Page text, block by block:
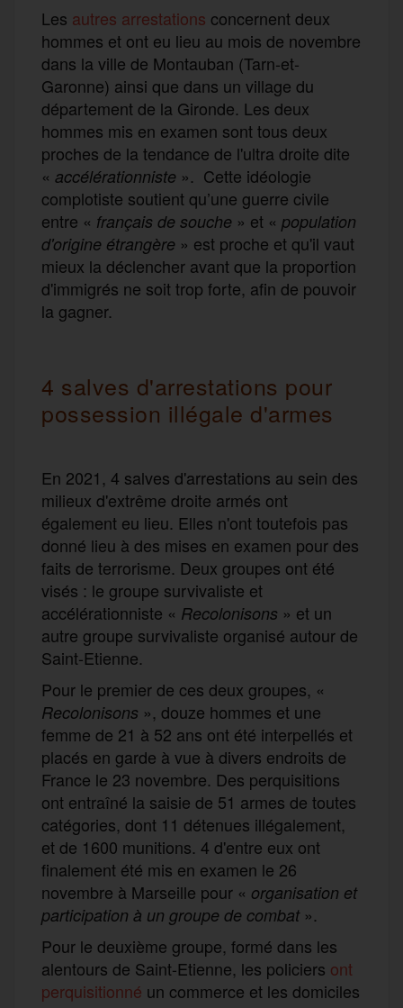
Les autres arrestations concernent deux
hommes et ont eu lieu au mois de novembre
dans la ville de Montauban (Tarn-et-
Garonne) ainsi que dans un village du
département de la Gironde. Les deux
hommes mis en examen sont tous deux
proches de la tendance de l'ultra droite dite
« accélérationniste ». Cette idéologie
complotiste soutient qu’une guerre civile
entre « français de souche » et « population
d'origine étrangère » est proche et qu'il vaut
mieux la déclencher avant que la proportion
d'immigrés ne soit trop forte, afin de pouvoir
la gagner.
4 salves d'arrestations pour
possession illégale d'armes
En 2021, 4 salves d'arrestations au sein des
milieux d'extrême droite armés ont
également eu lieu. Elles n'ont toutefois pas
donné lieu à des mises en examen pour des
faits de terrorisme. Deux groupes ont été
visés : le groupe survivaliste et
accélérationniste « Recolonisons » et un
autre groupe survivaliste organisé autour de
Saint-Etienne.
Pour le premier de ces deux groupes, «
Recolonisons », douze hommes et une
femme de 21 à 52 ans ont été interpellés et
placés en garde à vue à divers endroits de
France le 23 novembre. Des perquisitions
ont entraîné la saisie de 51 armes de toutes
catégories, dont 11 détenues illégalement,
et de 1600 munitions. 4 d'entre eux ont
finalement été mis en examen le 26
novembre à Marseille pour « organisation et
participation à un groupe de combat».
Pour le deuxième groupe, formé dans les
alentours de Saint-Etienne, les policiers ont
perquisitionné un commerce et les domiciles